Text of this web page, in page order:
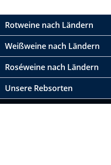
Rotweine nach Ländern
Weißweine nach Ländern
Roséweine nach Ländern
Unsere Rebsorten